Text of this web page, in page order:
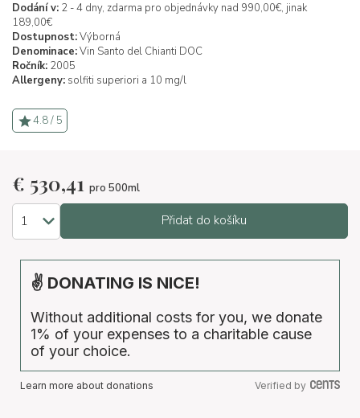
Dodání v: 2 - 4 dny, zdarma pro objednávky nad 990,00€, jinak
189,00€
Dostupnost:Výborná
Denominace:Vin Santo del Chianti DOC
Ročník: 2005
Allergeny: solfiti superiori a 10 mg/l
4.8 / 5
€ 530,41 pro 500ml
Přidat do košíku
✌ DONATING IS NICE!
Without additional costs for you, we donate
1% of your expenses to a charitable cause
of your choice.
Learn more about donations Verified by